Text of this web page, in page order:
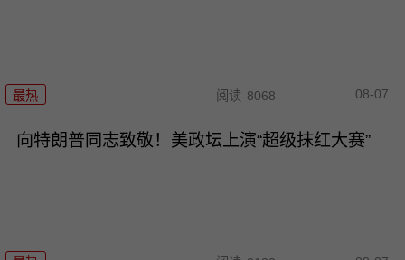
最热 阅读 8068 08-07
向特朗普同志致敬！美政坛上演“超级抹红大赛”